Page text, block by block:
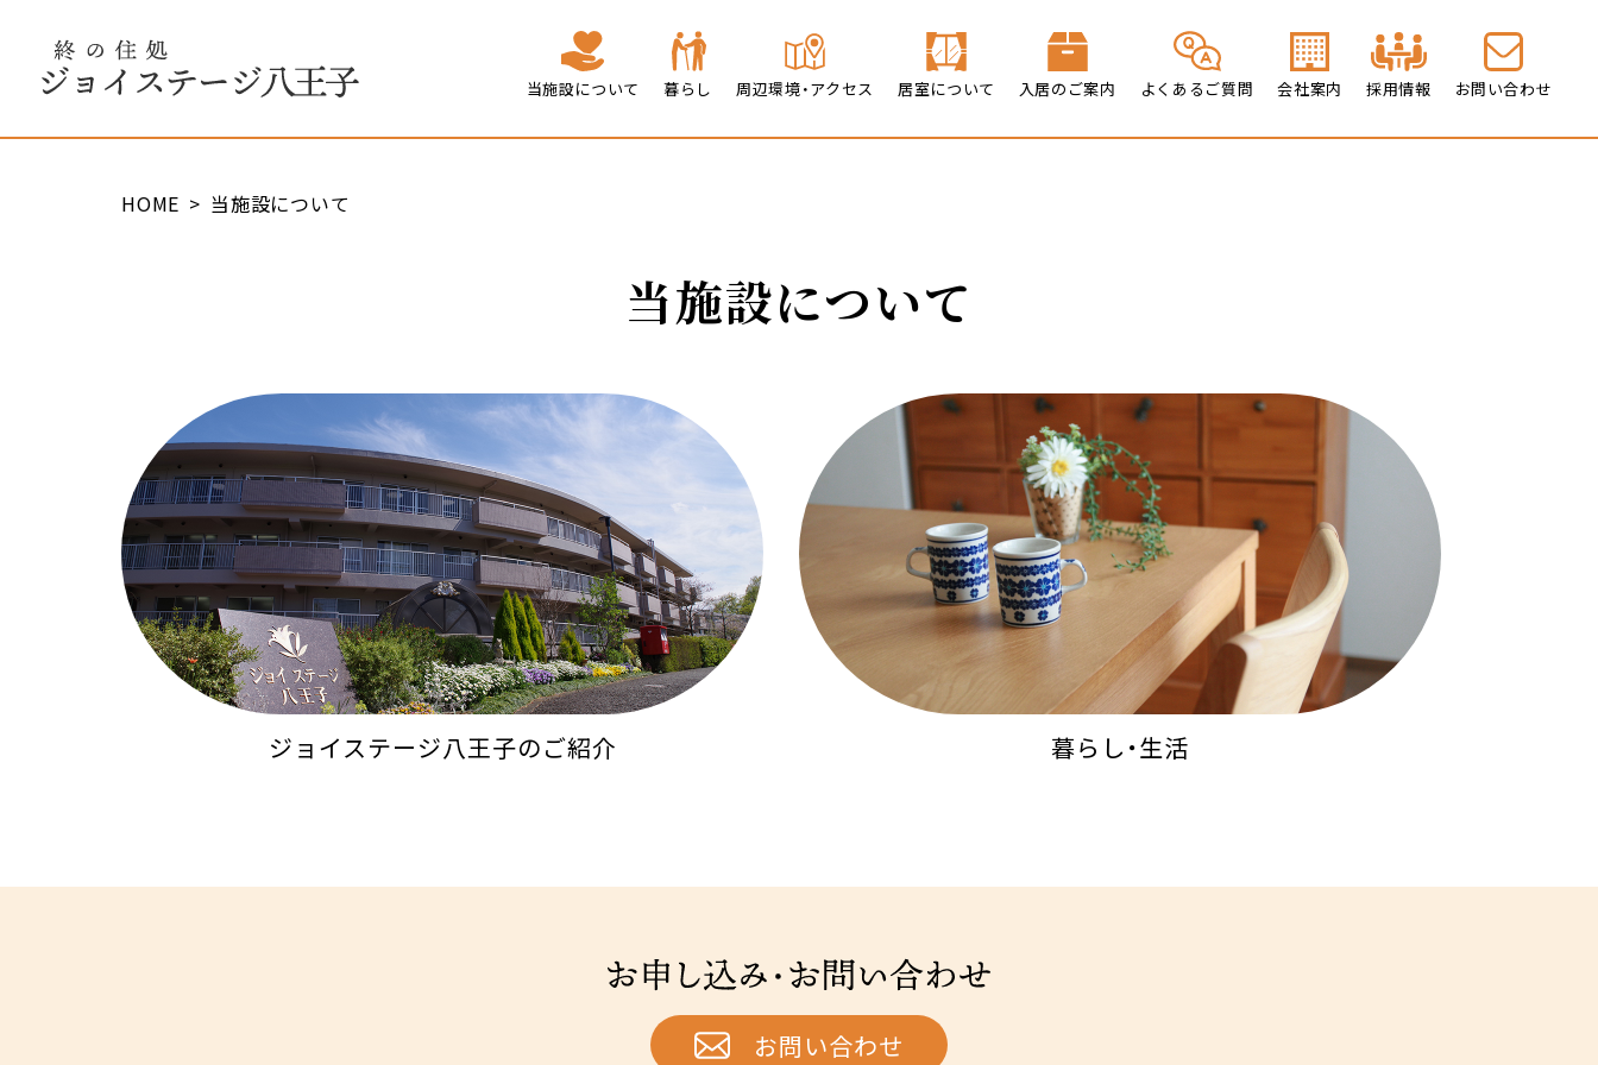
当施設について 暮らし 周辺環境・アクセス 居室について 入居のご案内 よくあるご質問 会社案内 採用情報 お問い合わせ
HOME 当施設について
当施設について
ジョイステージ八王子のご紹介 暮らし・生活
お申し込み・お問い合わせ
お問い合わせ